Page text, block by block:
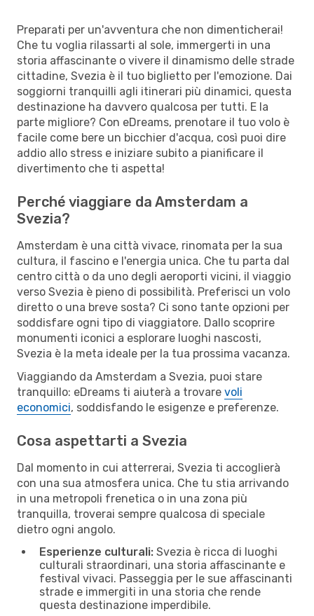
Preparati per un'avventura che non dimenticherai!
Che tu voglia rilassarti al sole, immergerti in una
storia affascinante o vivere il dinamismo delle strade
cittadine, Svezia è il tuo biglietto per l'emozione. Dai
soggiorni tranquilli agli itinerari più dinamici, questa
destinazione ha davvero qualcosa per tutti. E la
parte migliore? Con eDreams, prenotare il tuo volo è
facile come bere un bicchier d'acqua, così puoi dire
addio allo stress e iniziare subito a pianificare il
divertimento che ti aspetta!
Perché viaggiare da Amsterdam a
Svezia?
Amsterdam è una città vivace, rinomata per la sua
cultura, il fascino e l'energia unica. Che tu parta dal
centro città o da uno degli aeroporti vicini, il viaggio
verso Svezia è pieno di possibilità. Preferisci un volo
diretto o una breve sosta? Ci sono tante opzioni per
soddisfare ogni tipo di viaggiatore. Dallo scoprire
monumenti iconici a esplorare luoghi nascosti,
Svezia è la meta ideale per la tua prossima vacanza.
Viaggiando da Amsterdam a Svezia, puoi stare
tranquillo: eDreams ti aiuterà a trovare voli
economici, soddisfando le esigenze e preferenze.
Cosa aspettarti a Svezia
Dal momento in cui atterrerai, Svezia ti accoglierà
con una sua atmosfera unica. Che tu stia arrivando
in una metropoli frenetica o in una zona più
tranquilla, troverai sempre qualcosa di speciale
dietro ogni angolo.
Esperienze culturali: Svezia è ricca di luoghi
culturali straordinari, una storia affascinante e
festival vivaci. Passeggia per le sue affascinanti
strade e immergiti in una storia che rende
questa destinazione imperdibile.